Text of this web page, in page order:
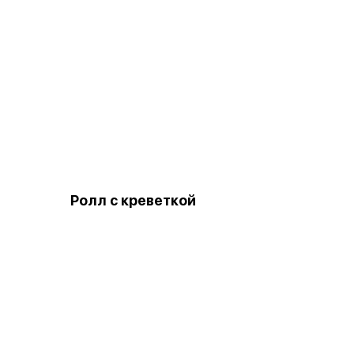
Ролл с креветкой